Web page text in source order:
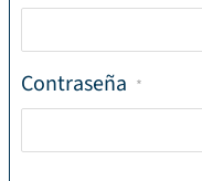
Contraseña *